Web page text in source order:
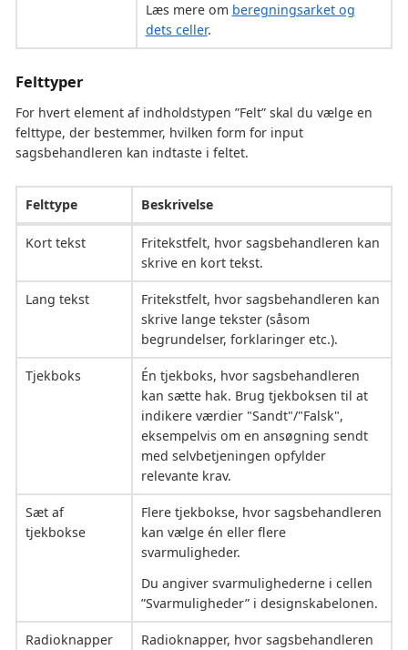
Læs mere om beregningsarket og
dets celler.
Felttyper
For hvert element af indholdstypen ”Felt” skal du vælge en
felttype, der bestemmer, hvilken form for input
sagsbehandleren kan indtaste i feltet.
Felttype Beskrivelse
Kort tekst
Fritekstfelt, hvor sagsbehandleren kan
skrive en kort tekst.
Lang tekst
Fritekstfelt, hvor sagsbehandleren kan
skrive lange tekster (såsom
begrundelser, forklaringer etc.).
Tjekboks
Én tjekboks, hvor sagsbehandleren
kan sætte hak. Brug tjekboksen til at
indikere værdier "Sandt"/"Falsk",
eksempelvis om en ansøgning sendt
med selvbetjeningen opfylder
relevante krav.
Sæt af
tjekbokse
Flere tjekbokse, hvor sagsbehandleren
kan vælge én eller flere
svarmuligheder.
Du angiver svarmulighederne i cellen
”Svarmuligheder” i designskabelonen.
Radioknapper
Radioknapper, hvor sagsbehandleren